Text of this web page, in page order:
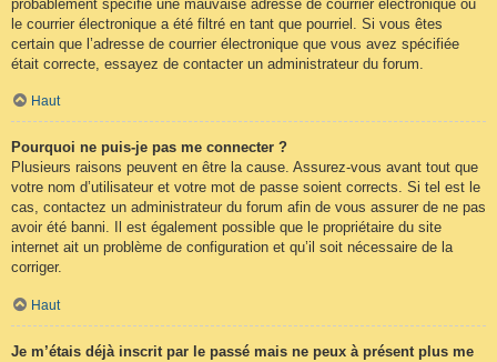
probablement spécifié une mauvaise adresse de courrier électronique ou
le courrier électronique a été filtré en tant que pourriel. Si vous êtes
certain que l’adresse de courrier électronique que vous avez spécifiée
était correcte, essayez de contacter un administrateur du forum.
Haut
Pourquoi ne puis-je pas me connecter ?
Plusieurs raisons peuvent en être la cause. Assurez-vous avant tout que
votre nom d’utilisateur et votre mot de passe soient corrects. Si tel est le
cas, contactez un administrateur du forum afin de vous assurer de ne pas
avoir été banni. Il est également possible que le propriétaire du site
internet ait un problème de configuration et qu’il soit nécessaire de la
corriger.
Haut
Je m’étais déjà inscrit par le passé mais ne peux à présent plus me